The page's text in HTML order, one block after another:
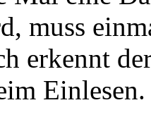
muss
erkennt
Einlesen.